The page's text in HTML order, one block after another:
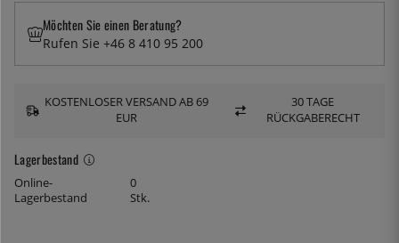
Lagerbestand
Online-
Lagerbestand
0
Stk.
Möchten Sie einen Beratung?
Rufen Sie +46 8 410 95 200
KOSTENLOSER VERSAND AB 69
EUR
30 TAGE
RÜCKGABERECHT